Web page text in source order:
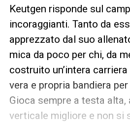
Keutgen risponde sul
incoraggianti. Tanto da
apprezzato dal suo
mica da poco per chi, da
costruito un’intera
vera e propria bandiera per
Gioca sempre a testa alta,
verticale migliore e non si